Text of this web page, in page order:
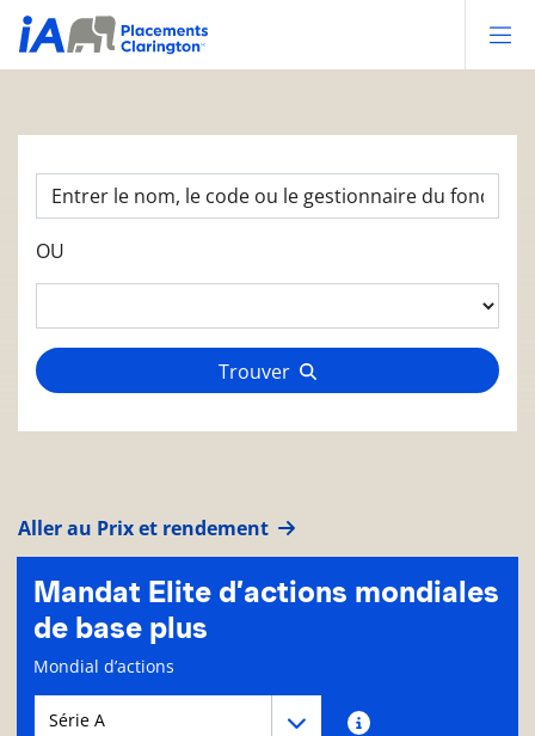
OU
Trouver
Aller au Prix et rendement
Mandat Elite d’actions mondiales
de base plus
Page d'informations sur le fonds
Mondial d’actions
Menu déroulant des séries du Fonds
Menu déroulant des séries du Fonds